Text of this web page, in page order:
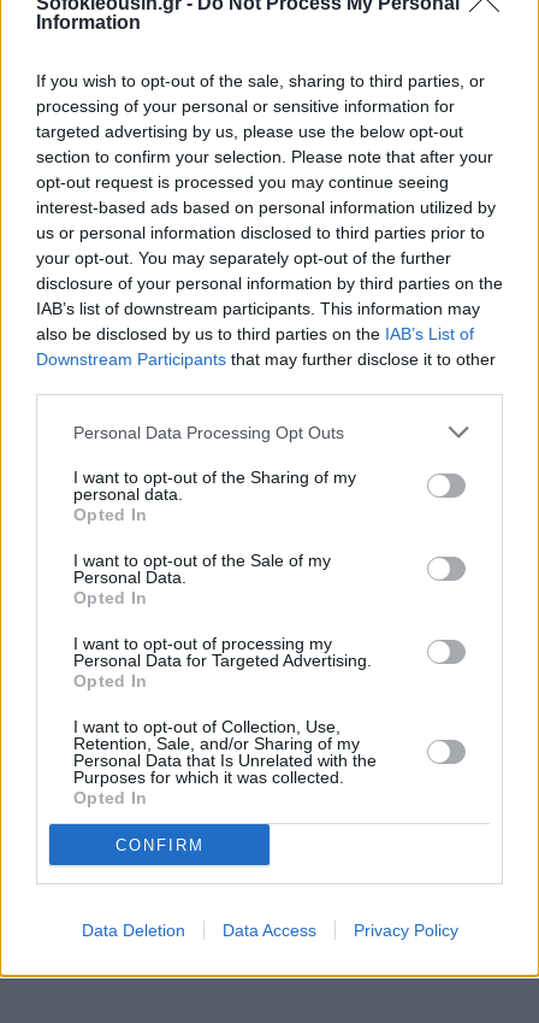
Information
If you wish to opt-out of the sale, sharing to third parties, or
processing of your personal or sensitive information for
targeted advertising by us, please use the below opt-out
section to confirm your selection. Please note that after your
opt-out request is processed you may continue seeing
interest-based ads based on personal information utilized by
us or personal information disclosed to third parties prior to
your opt-out. You may separately opt-out of the further
disclosure of your personal information by third parties on the
IAB’s list of downstream participants. This information may
also be disclosed by us to third parties on the IAB’s List of
Downstream Participants that may further disclose it to other
Personal Data Processing Opt Outs
I want to opt-out of the Sharing of my
personal data.
Opted In
I want to opt-out of the Sale of my
Personal Data.
Opted In
I want to opt-out of processing my
Personal Data for Targeted Advertising.
Opted In
I want to opt-out of Collection, Use,
Retention, Sale, and/or Sharing of my
Personal Data that Is Unrelated with the
Purposes for which it was collected.
Opted In
CONFIRM
Data Deletion Data Access Privacy Policy